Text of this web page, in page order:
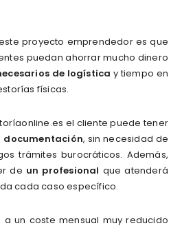
proyecto emprendedor es que
puedan ahorrar mucho dinero
de logística y tiempo en
físicas.
el cliente puede tener
documentación, sin necesidad de
trámites burocráticos. Además,
de un profesional que atenderá
cada caso específico.
a un coste mensual muy reducido